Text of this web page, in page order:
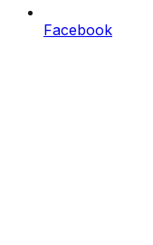
Facebook